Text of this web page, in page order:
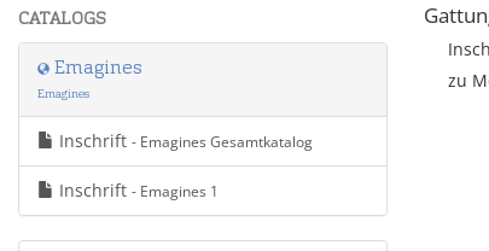
CATALOGS
Emagines
Emagines
Inschrift - Emagines Gesamtkatalog
Inschrift - Emagines 1
zu